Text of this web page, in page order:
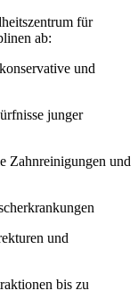
für
ab:
und
junger
Zahnreinigungen und
und
bis zu